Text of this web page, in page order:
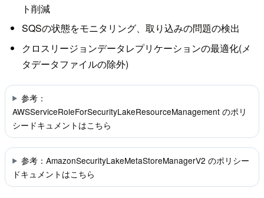
ト削減
SQSの状態をモニタリング、取り込みの問題の検出
クロスリージョンデータレプリケーションの最適化(メ
タデータファイルの除外)
参考：
AWSServiceRoleForSecurityLakeResourceManagement のポリ
シードキュメントはこちら
参考：AmazonSecurityLakeMetaStoreManagerV2 のポリシー
ドキュメントはこちら